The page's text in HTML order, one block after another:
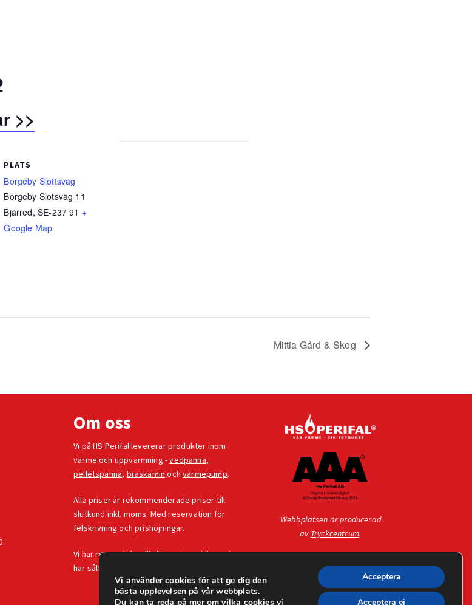
>>
PLATS
Borgeby Slottsväg
Borgeby Slotsväg 11
Bjärred, SE-237 91 +
Google Map
Mittia Gård & Skog
Om oss
Vi på HS Perifal levererar produkter inom
värme och uppvärmning -vedpanna,
pelletspanna, braskamin ochvärmepump.
Alla priser är rekommenderade priser till
slutkund inkl. moms. Med reservation för
felskrivning och prishöjningar.
Vi har reservdelar till alla Baxi-produkter vi
har sålt i vår
Webbplatsen är producerad
av Tryckcentrum.
Vi använder cookies för att ge dig den
bästa upplevelsen på vår webbplats.
Du kan ta reda på mer om vilka cookies vi
Acceptera
Acceptera ej